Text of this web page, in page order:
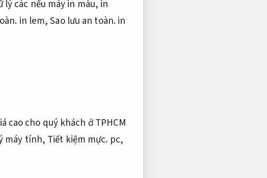
lý các nếu máy in màu, in
in lem,Sao lưu an toàn.in
cao cho quý khách ở TPHCM
máy tính, Tiết kiệm mực. pc,